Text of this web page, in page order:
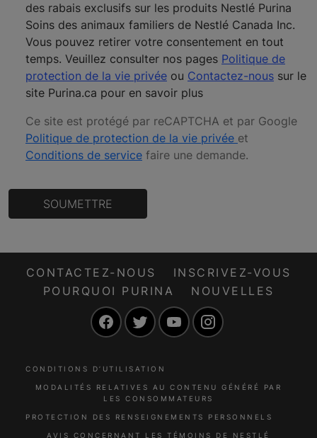
des rabais exclusifs sur les produits Nestlé Purina
Soins des animaux familiers de Nestlé Canada Inc.
Vous pouvez retirer votre consentement en tout
temps. Veuillez consulter nos pages Politique de
protection de la vie privée ou Contactez-nous sur le
site Purina.ca pour en savoir plus
Ce site est protégé par reCAPTCHA et par Google
Politique de protection de la vie privée et
Conditions de service faire une demande.
SOUMETTRE
CONTACTEZ-NOUS
INSCRIVEZ-VOUS
POURQUOI PURINA
NOUVELLES
FacebookTwitter YouTube
CONDITIONS D’UTILISATION
MODALITÉS RELATIVES AU CONTENU GÉNÉRÉ PAR
LES CONSOMMATEURS
PROTECTION DES RENSEIGNEMENTS PERSONNELS
AVIS CONCERNANT LES TÉMOINS DE NESTLÉ